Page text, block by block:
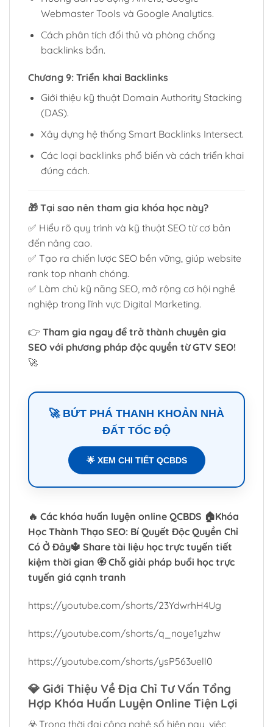
Webmaster Tools và Google Analytics.
Cách phân tích đối thủ và phòng chống
backlinks bẩn.
Chương 9: Triển khai Backlinks
Giới thiệu kỹ thuật Domain Authority Stacking
(DAS).
Xây dựng hệ thống Smart Backlinks Intersect.
Các loại backlinks phổ biến và cách triển khai
đúng cách.
🎁 Tại sao nên tham gia khóa học này?
✅ Hiểu rõ quy trình và kỹ thuật SEO từ cơ bản
đến nâng cao.
✅ Tạo ra chiến lược SEO bền vững, giúp website
rank top nhanh chóng.
✅ Làm chủ kỹ năng SEO, mở rộng cơ hội nghề
nghiệp trong lĩnh vực Digital Marketing.
👉 Tham gia ngay để trở thành chuyên gia
SEO với phương pháp độc quyền từ GTV SEO!
🚀
🚀 BỨT PHÁ THANH KHOẢN NHÀ
ĐẤT TỐC ĐỘ
🌟 XEM CHI TIẾT QCBDS
🔥 Các khóa huấn luyện online QCBDS 🏠Khóa
Học Thành Thạo SEO: Bí Quyết Độc Quyền Chỉ
Có Ở Đây🔱 Share tài liệu học trực tuyến tiết
kiệm thời gian 🏵️ Chỗ giải pháp buổi học trực
tuyến giá cạnh tranh
https://youtube.com/shorts/23YdwrhH4Ug
https://youtube.com/shorts/q_noye1yzhw
https://youtube.com/shorts/ysP563uell0
💎 Giới Thiệu Về Địa Chỉ Tư Vấn Tổng
Hợp Khóa Huấn Luyện Online Tiện Lợi
☣️ Trong thời đại công nghệ số hiện nay, việc